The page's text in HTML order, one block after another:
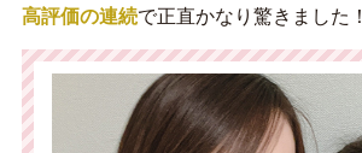
高評価の連続で正直かなり驚きました！